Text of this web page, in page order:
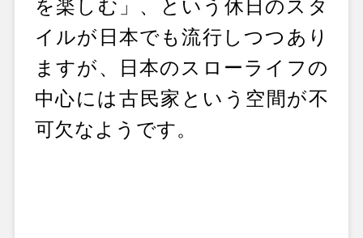
を楽しむ」、という休日のスタ
イルが日本でも流行しつつあり
ますが、日本のスローライフの
中心には古民家という空間が不
可欠なようです。